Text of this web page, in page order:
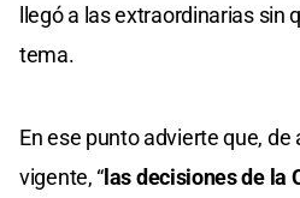
llegó a las extraordinarias sin
tema.
En ese punto advierte que,
vigente, “las decisiones de la